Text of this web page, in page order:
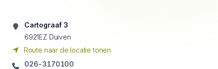
Cartograaf 3
6921EZ Duiven
Route naar de locatie tonen
026-3170100